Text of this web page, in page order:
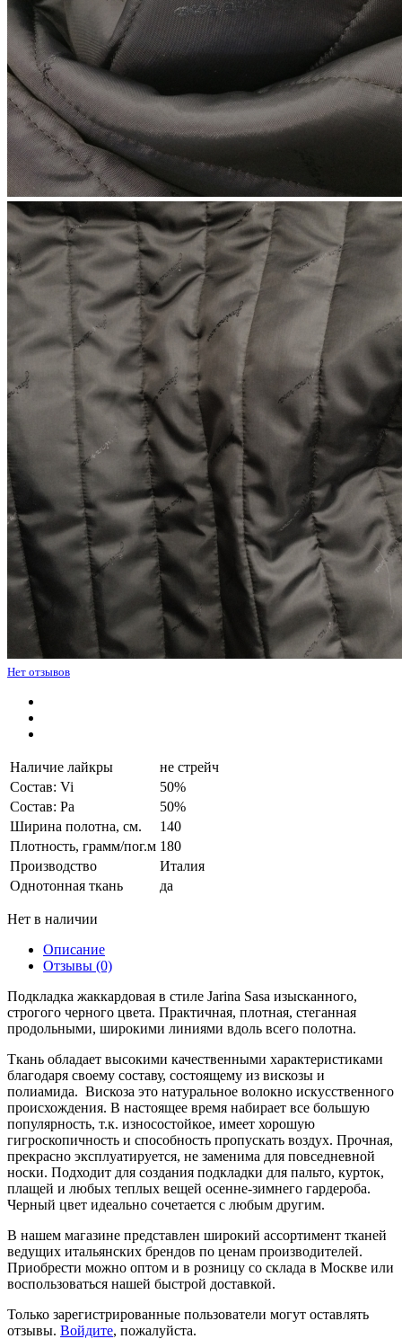
Нет отзывов
Наличие лайкры
не стрейч
Состав: Vi
50%
Состав: Pa
50%
Ширина полотна, см.
140
Плотность, грамм/пог.м 180
Производство
Италия
Однотонная ткань
да
Нет в наличии
Описание
Отзывы (0)
Подкладка жаккардовая в стиле Jarina Sasa изысканного,
строгого черного цвета. Практичная, плотная, стеганная
продольными, широкими линиями вдоль всего полотна.
Ткань обладает высокими качественными характеристиками
благодаря своему составу, состоящему из вискозы и
полиамида. Вискоза это натуральное волокно искусственного
происхождения. В настоящее время набирает все большую
популярность, т.к. износостойкое, имеет хорошую
гигроскопичность и способность пропускать воздух. Прочная,
прекрасно эксплуатируется, не заменима для повседневной
носки. Подходит для создания подкладки для пальто, курток,
плащей и любых теплых вещей осенне-зимнего гардероба.
Черный цвет идеально сочетается c любым другим.
В нашем магазине представлен широкий ассортимент тканей
ведущих итальянских брендов по ценам производителей.
Приобрести можно оптом и в розницу со склада в Москве или
воспользоваться нашей быстрой доставкой.
Только зарегистрированные пользователи могут оставлять
отзывы. Войдите, пожалуйста.